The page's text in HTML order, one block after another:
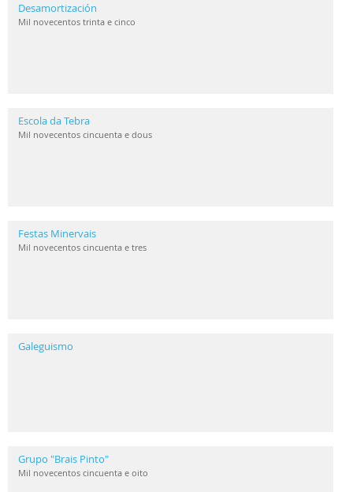
Desamortización
Mil novecentos trinta e cinco
Escola da Tebra
Mil novecentos cincuenta e dous
Festas Minervais
Mil novecentos cincuenta e tres
Galeguismo
Grupo "Brais Pinto"
Mil novecentos cincuenta e oito